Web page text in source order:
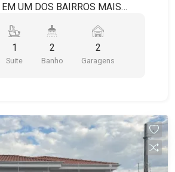
UM DOS BAIRROS MAIS
DO TERRENO: 262,50 M² ÁREA
DORMITÓRIOS,
SALA DE ESTAR SALA DE
AQUECIMENTO A GÁS
GARAGEM PARA 2 CARROS
AUTOMATIZADO NOS
COMPLETA PARA
1
Suite
2
Banho
2
Garagens